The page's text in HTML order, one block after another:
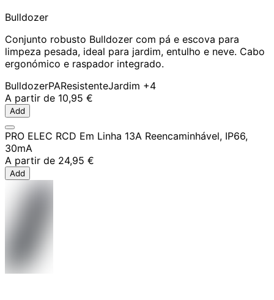
Bulldozer
Conjunto robusto Bulldozer com pá e escova para
limpeza pesada, ideal para jardim, entulho e neve. Cabo
ergonómico e raspador integrado.
BulldozerPAResistenteJardim +4
A partir de 10,95 €
Add
PRO ELEC RCD Em Linha 13A Reencaminhável, IP66,
30mA
A partir de 24,95 €
Add